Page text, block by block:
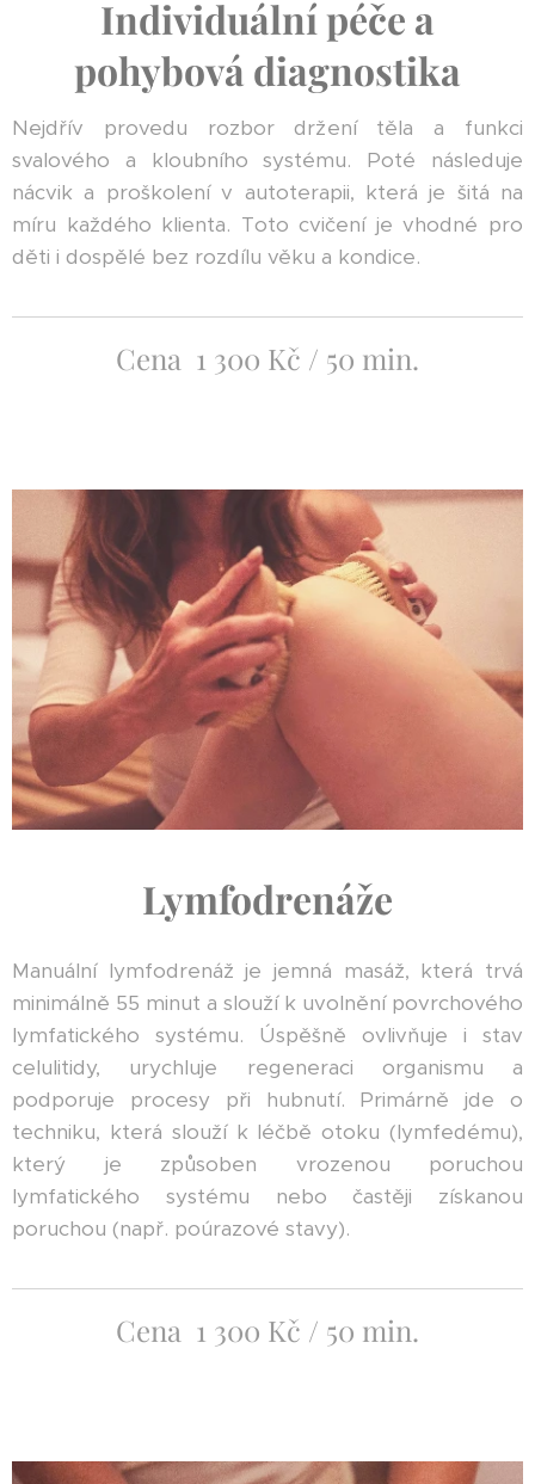
Individuální péče a
pohybová diagnostika
Nejdřív provedu rozbor držení těla a funkci
svalového a kloubního systému. Poté následuje
nácvik a proškolení v autoterapii, která je šitá na
míru každého klienta. Toto cvičení je vhodné pro
děti i dospělé bez rozdílu věku a kondice.
Cena 1 300 Kč / 50 min.
Lymfodrenáže
Manuální lymfodrenáž je jemná masáž, která trvá
minimálně 55 minut a slouží k uvolnění povrchového
lymfatického systému. Úspěšně ovlivňuje i stav
celulitidy, urychluje regeneraci organismu a
podporuje procesy při hubnutí. Primárně jde o
techniku, která slouží k léčbě otoku (lymfedému),
který je způsoben vrozenou poruchou
lymfatického systému nebo častěji získanou
poruchou (např. poúrazové stavy).
Cena 1 300 Kč / 50 min.